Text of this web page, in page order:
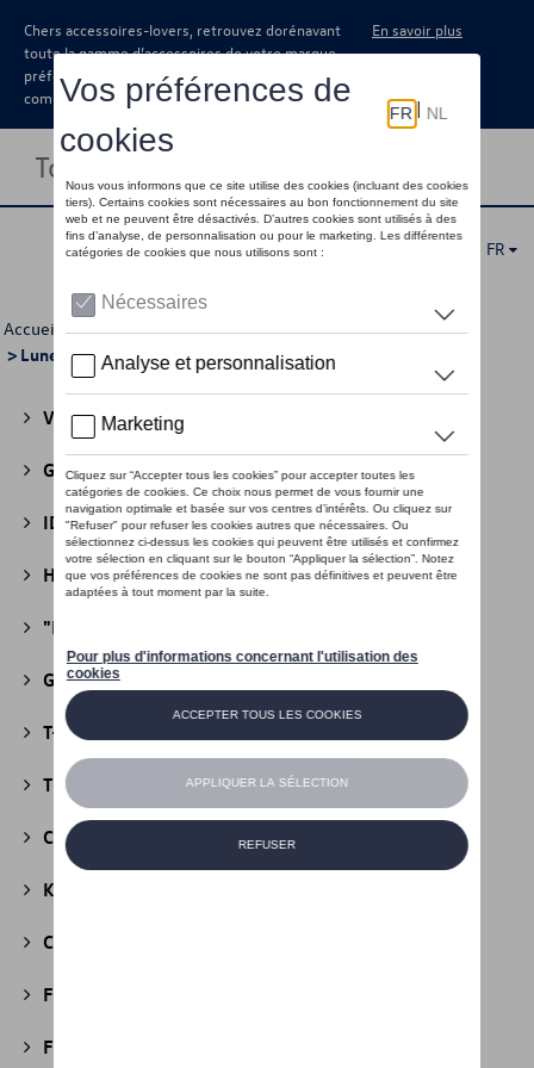
Chers accessoires-lovers, retrouvez dorénavant
toute la gamme d’accessoires de votre marque
préférée sous forme de catalogue à
commander auprès de votre concessionaire.
En savoir plus
Toggle navigation
FR
Accueil >Pour vous >Audi Sport Collection >Accessoires
> Lunettes de soleil
Volkswagen Collection
GTI Collection(45)
ID Collection(22)
Héritage Collection(13)
"R" Collection
Golf Collection
T-Roc Collection
Tiguan Collection(5)
California Collection (18)
Kids Collection
Cobi
Fire & Ice Collection
Football Collection